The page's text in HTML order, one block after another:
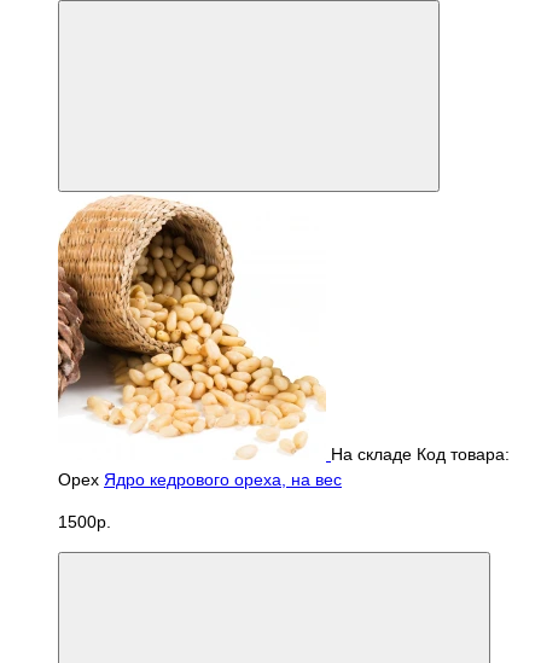
На складе Код товара:
Орех Ядро кедрового ореха, на вес
1500р.